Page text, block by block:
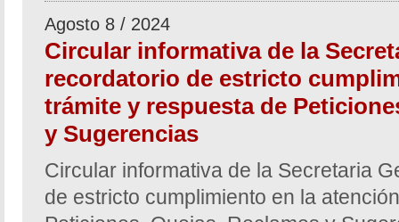
Agosto 8 / 2024
Circular informativa de la
recordatorio de estricto
trámite y respuesta de
y Sugerencias
Circular informativa de la Secretaria
de estricto cumplimiento en la